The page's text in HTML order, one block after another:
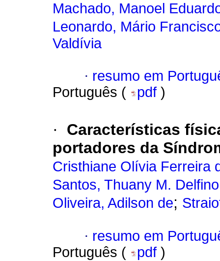
Machado, Manoel
Leonardo, Mário
Valdívia
· resumo em
Português (
pdf )
·
Características
portadores da
Cristhiane Olívia Ferreira
Santos, Thuany M.
Oliveira, Adilson de;
· resumo em
Português (
pdf )